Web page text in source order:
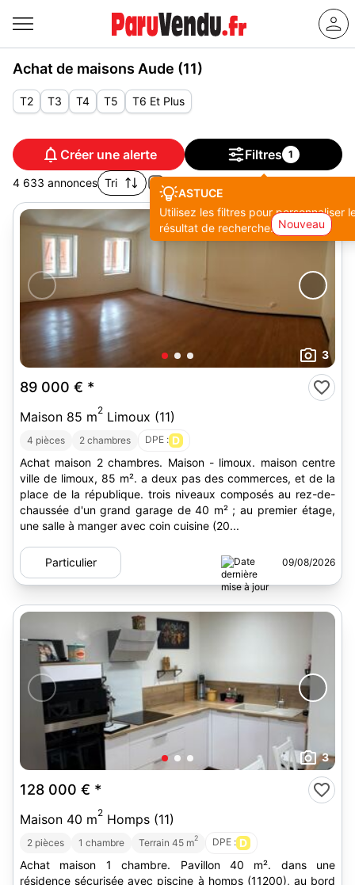
Achat de maisons Aude (11)
T2 T3 T4 T5 T6 Et Plus
Créer une alerte Filtres 1
ASTUCE
Utilisez les filtres pour personnaliser
résultat de recherche.
4 633 annonces Tri
Nouveau
3
89 000 € *
Maison 85 m2 Limoux (11)
4 pièces 2 chambres DPE : D
Achat maison 2 chambres. Maison - limoux. maison centre
ville de limoux, 85 m². a deux pas des commerces, et de la
place de la république. trois niveaux composés au rez-de-
chaussée d'un grand garage de 40 m² ; au premier étage,
une salle à manger avec coin cuisine (20...
Particulier 09/08/2026
3
128 000 € *
Maison 40 m2 Homps (11)
2 pièces 1 chambre Terrain 45 m2 DPE : D
Achat maison 1 chambre. Pavillon 40 m². dans une
résidence sécurisée avec piscine à homps (11200), au bord